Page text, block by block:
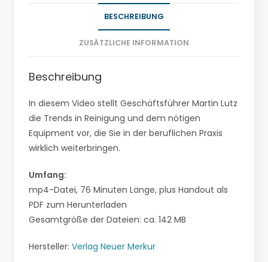
BESCHREIBUNG
ZUSÄTZLICHE INFORMATION
Beschreibung
In diesem Video stellt Geschäftsführer Martin Lutz
die Trends in Reinigung und dem nötigen
Equipment vor, die Sie in der beruflichen Praxis
wirklich weiterbringen.
Umfang:
mp4-Datei, 76 Minuten Länge, plus Handout als
PDF zum Herunterladen
Gesamtgröße der Dateien: ca. 142 MB
Hersteller:Verlag Neuer Merkur